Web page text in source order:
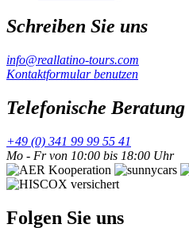
Schreiben Sie uns
info@reallatino-tours.com
Kontaktformular benutzen
Telefonische Beratung
+49 (0) 341 99 99 55 41
Mo - Fr von 10:00 bis 18:00 Uhr
Folgen Sie uns